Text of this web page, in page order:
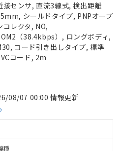
接センサ, 直流3線式, 検出距離
シールドタイプ, PNPオープ
コレクタ, NO,
（38.4kbps）, ロングボディ,
コード引き出しタイプ, 標準
コード, 2m
08/07 00:00 情報更新
種